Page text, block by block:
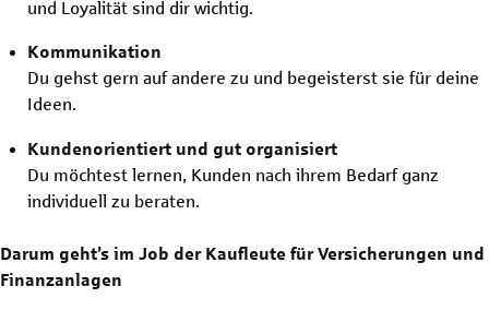
und Loyalität sind dir wichtig.
Kommunikation
Du gehst gern auf andere zu und begeisterst sie für deine
Ideen.
Kundenorientiert und gut organisiert
Du möchtest lernen, Kunden nach ihrem Bedarf ganz
individuell zu beraten.
Darum geht’s im Job der Kaufleute für Versicherungen und
Finanzanlagen